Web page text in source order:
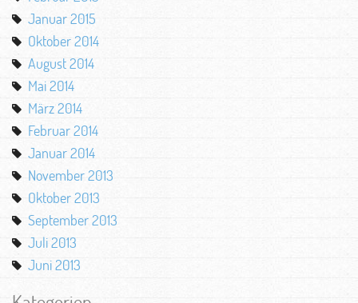
Januar 2015
Oktober 2014
August 2014
Mai 2014
März 2014
Februar 2014
Januar 2014
November 2013
Oktober 2013
September 2013
Juli 2013
Juni 2013